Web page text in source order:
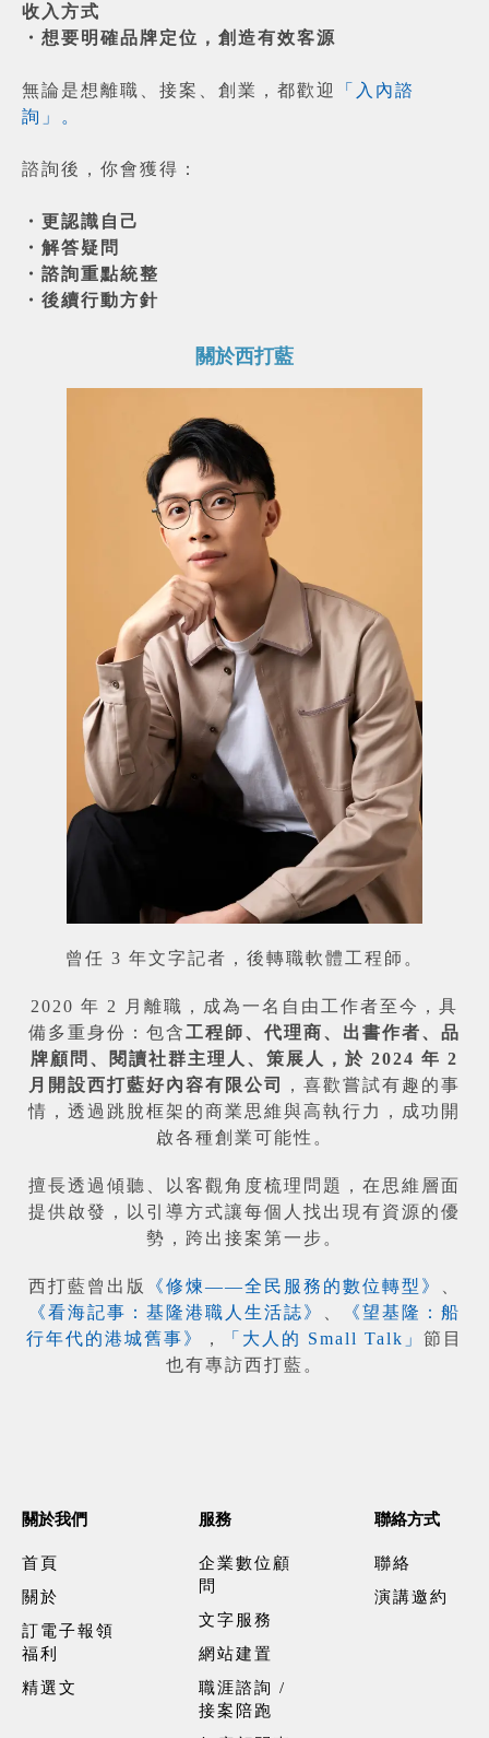
收入方式
・想要明確品牌定位，創造有效客源
無論是想離職、接案、創業，都歡迎
「入內諮
詢」。
諮詢後，你會獲得：
・更認識自己
・解答疑問
・諮詢重點統整
・後續行動方針
關於西打藍
曾任 3 年文字記者，後轉職軟體工程師。
2020 年 2 月離職，成為一名自由工作者至今，具
備多重身份：包含工程師、代理商、出書作者、品
牌顧問、閱讀社群主理人、策展人，於 2024 年 2
月開設西打藍好內容有限公司
，喜歡嘗試有趣的事
情，透過跳脫框架的商業思維與高執行力，成功開
啟各種創業可能性。
擅長透過傾聽、以客觀角度梳理問題，在思維層面
提供啟發，以引導方式讓每個人找出現有資源的優
勢，跨出接案第一步。
西打藍曾出版 《修煉——全民服務的數位轉型》
《看海記事：基隆港職人生活誌》
《望基隆：船
行年代的港城舊事》
， 「大人的 Small Talk」 節目
也有專訪西打藍。
關於我們
首頁
關於
訂電子報領
福利
精選文
服務
企業數位顧
問
文字服務
網站建置
職涯諮詢 /
接案陪跑
聯絡方式
聯絡
演講邀約